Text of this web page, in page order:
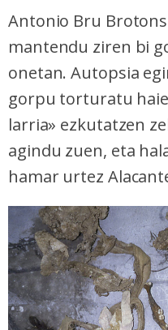
Antonio Bru
mantendu ziren bi
onetan. Autopsia
gorpu torturatu
larria» ezkutatzen
agindu zuen, eta
hamar urtez